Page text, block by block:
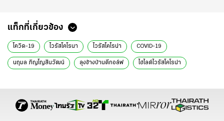
แท็กที่เกี่ยวข้อง
โควิด-19 ไวรัสโคโรนา ไวรัสโคโรน่า COVID-19
นฤมล ภิญโญสินวัฒน์ ลุงข้างบ้านตีกอล์ฟ ไฮไลต์ไวรัสโคโรน่า